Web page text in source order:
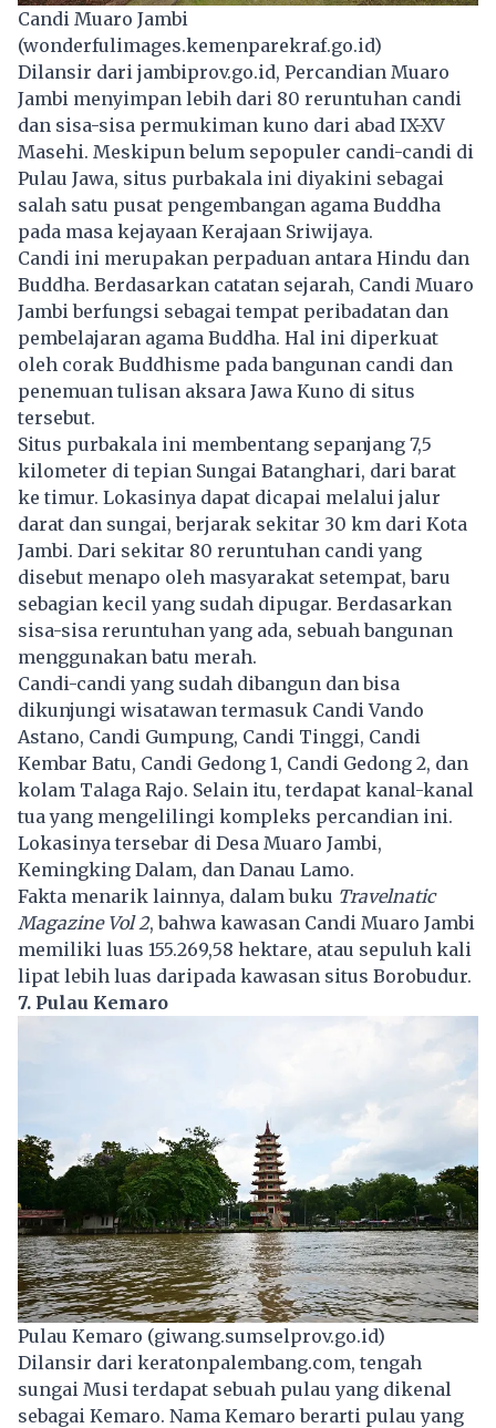
Candi Muaro Jambi
(wonderfulimages.kemenparekraf.go.id)
Dilansir dari jambiprov.go.id, Percandian Muaro
Jambi menyimpan lebih dari 80 reruntuhan candi
dan sisa-sisa permukiman kuno dari abad IX-XV
Masehi. Meskipun belum sepopuler candi-candi di
Pulau Jawa, situs purbakala ini diyakini sebagai
salah satu pusat pengembangan agama Buddha
pada masa kejayaan Kerajaan Sriwijaya.
Candi ini merupakan perpaduan antara Hindu dan
Buddha. Berdasarkan catatan sejarah, Candi Muaro
Jambi berfungsi sebagai tempat peribadatan dan
pembelajaran agama Buddha. Hal ini diperkuat
oleh corak Buddhisme pada bangunan candi dan
penemuan tulisan aksara Jawa Kuno di situs
tersebut.
Situs purbakala ini membentang sepanjang 7,5
kilometer di tepian Sungai Batanghari, dari barat
ke timur. Lokasinya dapat dicapai melalui jalur
darat dan sungai, berjarak sekitar 30 km dari Kota
Jambi. Dari sekitar 80 reruntuhan candi yang
disebut menapo oleh masyarakat setempat, baru
sebagian kecil yang sudah dipugar. Berdasarkan
sisa-sisa reruntuhan yang ada, sebuah bangunan
menggunakan batu merah.
Candi-candi yang sudah dibangun dan bisa
dikunjungi wisatawan termasuk Candi Vando
Astano, Candi Gumpung, Candi Tinggi, Candi
Kembar Batu, Candi Gedong 1, Candi Gedong 2, dan
kolam Talaga Rajo. Selain itu, terdapat kanal-kanal
tua yang mengelilingi kompleks percandian ini.
Lokasinya tersebar di Desa Muaro Jambi,
Kemingking Dalam, dan Danau Lamo.
Fakta menarik lainnya, dalam buku Travelnatic
Magazine Vol 2, bahwa kawasan Candi Muaro Jambi
memiliki luas 155.269,58 hektare, atau sepuluh kali
lipat lebih luas daripada kawasan situs Borobudur.
7. Pulau Kemaro
Pulau Kemaro (giwang.sumselprov.go.id)
Dilansir dari keratonpalembang.com, tengah
sungai Musi terdapat sebuah pulau yang dikenal
sebagai Kemaro. Nama Kemaro berarti pulau yang